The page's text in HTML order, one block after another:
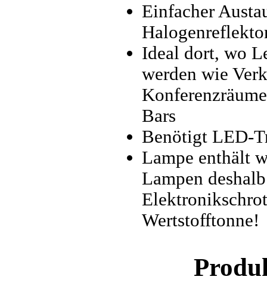
Einfacher
Ideal dort, wo
werden wie
Bars
Benötigt LED-
Lampe enthält
Lampen
Wertstofftonne!